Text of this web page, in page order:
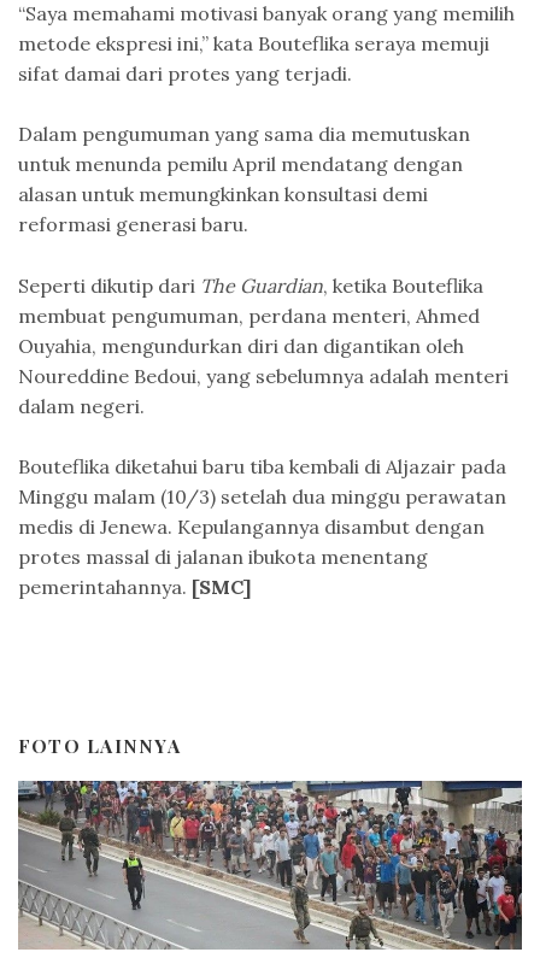
“Saya memahami motivasi banyak orang yang memilih
metode ekspresi ini,” kata Bouteflika seraya memuji
sifat damai dari protes yang terjadi.
Dalam pengumuman yang sama dia memutuskan
untuk menunda pemilu April mendatang dengan
alasan untuk memungkinkan konsultasi demi
reformasi generasi baru.
Seperti dikutip dari The Guardian, ketika Bouteflika
membuat pengumuman, perdana menteri, Ahmed
Ouyahia, mengundurkan diri dan digantikan oleh
Noureddine Bedoui, yang sebelumnya adalah menteri
dalam negeri.
Bouteflika diketahui baru tiba kembali di Aljazair pada
Minggu malam (10/3) setelah dua minggu perawatan
medis di Jenewa. Kepulangannya disambut dengan
protes massal di jalanan ibukota menentang
pemerintahannya. [SMC]
FOTO LAINNYA